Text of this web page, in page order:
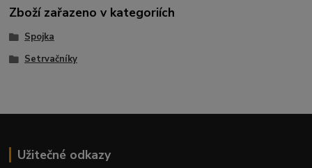
Zboží zařazeno v kategoriích
Spojka
Setrvačníky
Užitečné odkazy